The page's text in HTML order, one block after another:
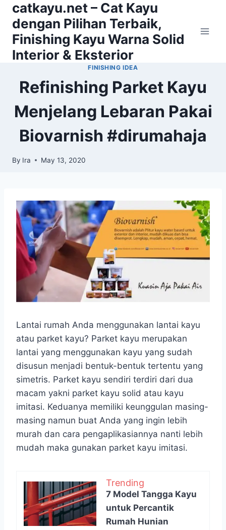
Skip
content
catkayu.net – Cat Kayu
dengan Pilihan Terbaik,
Finishing Kayu Warna Solid
Interior & Eksterior
FINISHING IDEA
Refinishing Parket Kayu
Menjelang Lebaran Pakai
Biovarnish #dirumahaja
By Ira May 13, 2020
Lantai rumah Anda menggunakan lantai kayu
atau parket kayu? Parket kayu merupakan
lantai yang menggunakan kayu yang sudah
disusun menjadi bentuk-bentuk tertentu yang
simetris. Parket kayu sendiri terdiri dari dua
macam yakni parket kayu solid atau kayu
imitasi. Keduanya memiliki keunggulan masing-
masing namun buat Anda yang ingin lebih
murah dan cara pengaplikasiannya nanti lebih
mudah maka gunakan parket kayu imitasi.
Trending
7 Model Tangga Kayu
untuk Percantik
Rumah Hunian